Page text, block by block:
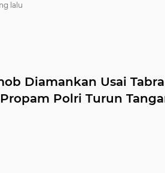
lalu
Diamankan Usai
Polri Turun